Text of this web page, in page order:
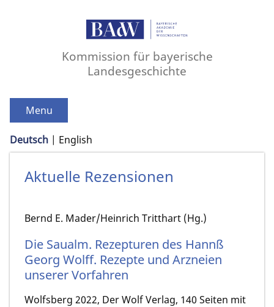
Kommission für bayerische
Landesgeschichte
Menu
Deutsch English
Aktuelle Rezensionen
Bernd E. Mader/Heinrich Tritthart (Hg.)
Die Saualm. Rezepturen des Hannß
Georg Wolff. Rezepte und Arzneien
unserer Vorfahren
Wolfsberg 2022, Der Wolf Verlag, 140 Seiten mit